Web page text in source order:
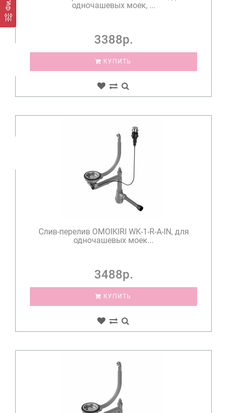
одночашевых моек, ...
3388р.
КУПИТЬ
Слив-перелив OMOIKIRI WK-1-R-A-IN, для
одночашевых моек...
3488р.
КУПИТЬ